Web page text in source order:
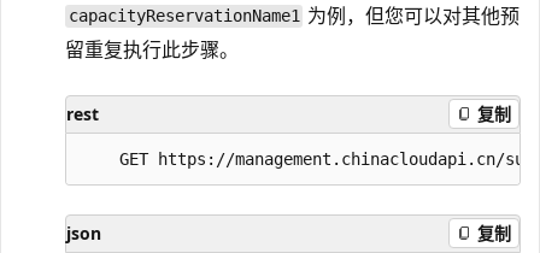
capacityReservationName1 为例，但您可以对其他预
留重复执行此步骤。
rest 复制
json 复制